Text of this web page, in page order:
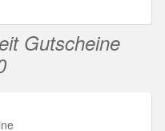
Gutscheine